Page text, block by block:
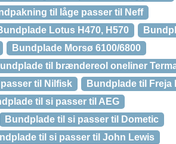
til låge passer til Neff
Lotus H470, H570
Bundplade Morsø 6100/6800
til brændereol oneliner
til Nilfisk
Bundplade til Freja
til si passer til AEG
Bundplade til si passer til Dometic
til si passer til John Lewis